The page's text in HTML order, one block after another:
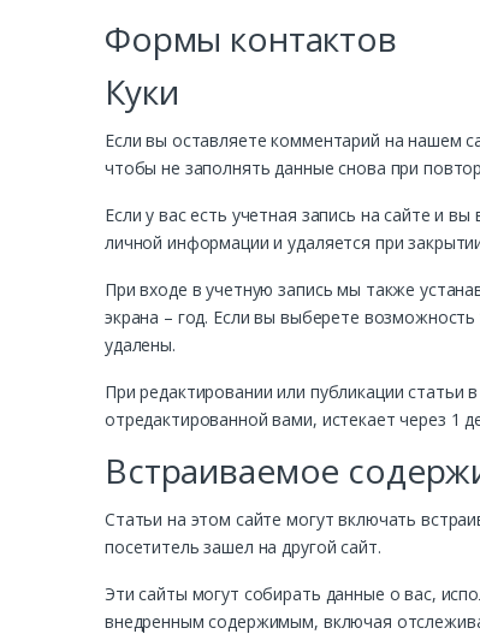
Формы контактов
Куки
Если вы оставляете комментарий на нашем
чтобы не заполнять данные снова при
Если у вас есть учетная запись на сайте и
личной информации и удаляется при
При входе в учетную запись мы также
экрана – год. Если вы выберете возможность
удалены.
При редактировании или публикации статьи
отредактированной вами, истекает через 1
Встраиваемое
Статьи на этом сайте могут включать
посетитель зашел на другой сайт.
Эти сайты могут собирать данные о вас,
внедренным содержимым, включая